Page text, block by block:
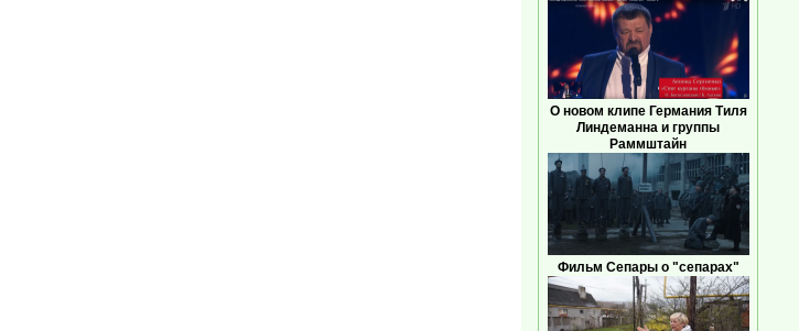
О новом клипе Германия Тиля
Линдеманна и группы
Раммштайн
Фильм Сепары о "сепарах"